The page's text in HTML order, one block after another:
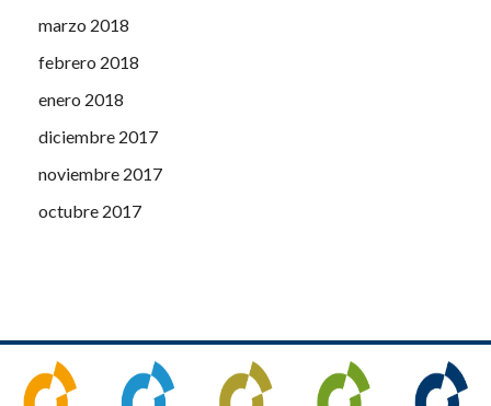
marzo 2018
febrero 2018
enero 2018
diciembre 2017
noviembre 2017
octubre 2017